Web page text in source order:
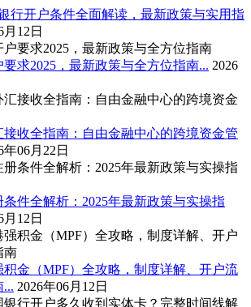
行开户条件全面解读，最新政策与实用指
月12日
求2025，最新政策与全方位指南... 2026
收全指南：自由金融中心的跨境资金管
年06月22日
件全解析：2025年最新政策与实操指
月12日
积金（MPF）全攻略，制度详解、开户流
... 2026年06月12日